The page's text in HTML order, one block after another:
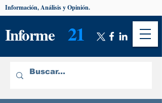
Informe 21
Información, Análisis y Opinión.